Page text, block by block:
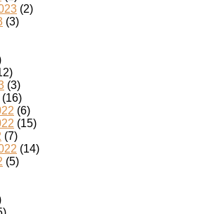
(2)
(3)
(3)
(16)
(6)
(15)
(7)
(14)
(5)